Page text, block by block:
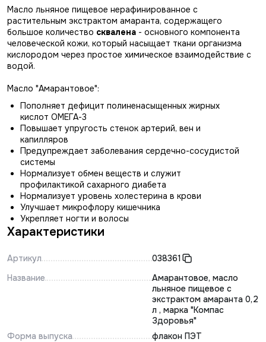
Масло льняное пищевое нерафинированное с
растительным экстрактом амаранта, содержащего
большое количество сквалена - основного компонента
человеческой кожи, который насыщает ткани организма
кислородом через простое химическое взаимодействие с
водой.
Масло "Амарантовое":
Пополняет дефицит полиненасыщенных жирных
кислот ОМЕГА-3
Повышает упругость стенок артерий, вен и
капилляров
Предупреждает заболевания сердечно-сосудистой
системы
Нормализует обмен веществ и служит
профилактикой сахарного диабета
Нормализует уровень холестерина в крови
Улучшает микрофлору кишечника
Укрепляет ногти и волосы
Характеристики
Артикул
038361
Название
Амарантовое, масло
льняное пищевое с
экстрактом амаранта 0,2
л , марка "Компас
Здоровья"
Форма выпуска
флакон ПЭТ